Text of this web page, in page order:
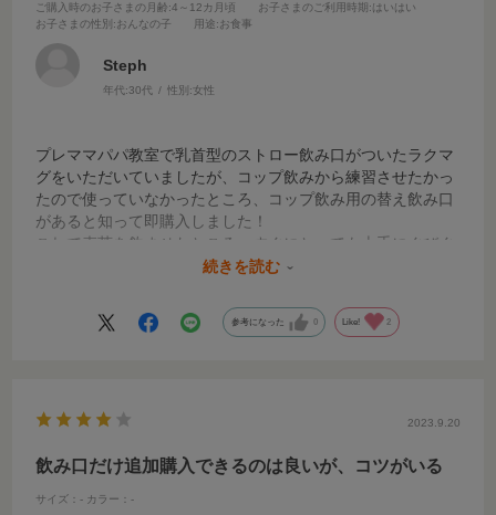
ご購入時のお子さまの月齢:4～12カ月頃 お子さまのご利用時期 :はいはい
お子さまの性別 :おんなの子 用途:お食事
Steph
年代:30代 性別:女性
プレママパパ教室で乳首型のストロー飲み口がついたラクマ
グをいただいていましたが、コップ飲みから練習させたかっ
たので使っていなかったところ、コップ飲み用の替え飲み口
があると知って即購入しました！
これで麦茶を飲ませたところ、すぐにとっても上手にぐびぐ
が、出先などでそれはなかなか難しいので、ラクマグでコッ
プ飲みができて本当に助かりました！
ーパー楽です！最高！
すね♪
続きを読む
参考になった 0 Like! 2
2023.9.20
飲み口だけ追加購入できるのは良いが、コツがいる
サイズ：- カラー：-